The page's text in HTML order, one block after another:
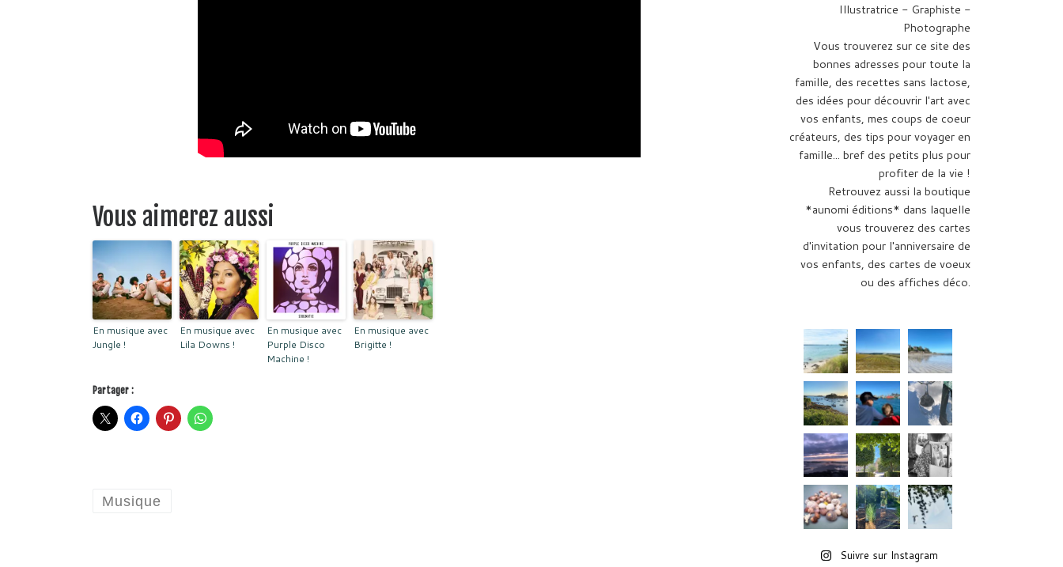
Vous aimerez aussi
En musique avec
Jungle !
En musique avec
Lila Downs !
En musique avec
Purple Disco
Machine !
En musique avec
Brigitte !
Partager :
Musique
Illustratrice - Graphiste -
Photographe
Vous trouverez sur ce site des
bonnes adresses pour toute la
famille, des recettes sans lactose,
des idées pour découvrir l'art avec
vos enfants, mes coups de coeur
créateurs, des tips pour voyager en
famille... bref des petits plus pour
profiter de la vie !
Retrouvez aussi la boutique
*aunomi éditions* dans laquelle
vous trouverez des cartes
d'invitation pour l'anniversaire de
vos enfants, des cartes de voeux
ou des affiches déco.
Suivre sur Instagram